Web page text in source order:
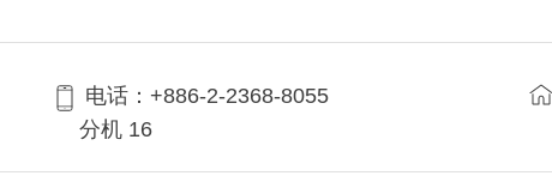
电话：+886-2-2368-8055
分机 16